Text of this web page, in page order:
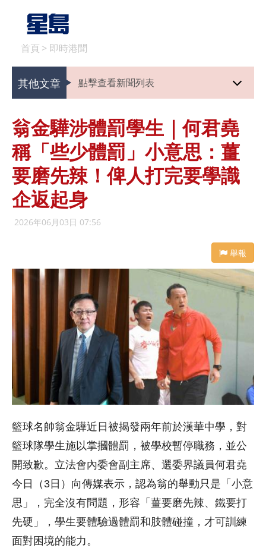
首頁 > 即時港聞
其他文章 點擊查看新聞列表
翁金驊涉體罰學生｜何君堯
稱「些少體罰」小意思：薑
要磨先辣！俾人打完要學識
企返起身
2026年06月03日 07:56
舉報
籃球名帥翁金驊近日被揭發兩年前於漢華中學，對
籃球隊學生施以掌摑體罰，被學校暫停職務，並公
開致歉。立法會內委會副主席、選委界議員何君堯
今日（3日）向傳媒表示，認為翁的舉動只是「小意
思」，完全沒有問題，形容「薑要磨先辣、鐵要打
先硬」，學生要體驗過體罰和肢體碰撞，才可訓練
面對困境的能力。